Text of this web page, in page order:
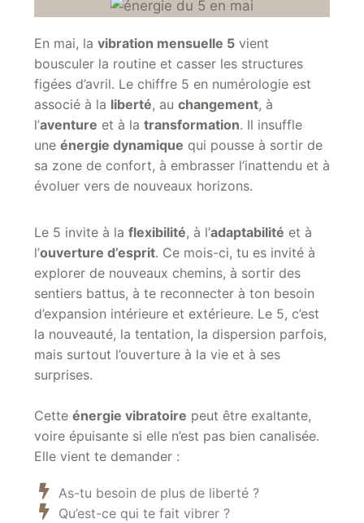
En mai, la vibration mensuelle 5 vient
bousculer la routine et casser les structures
figées d’avril. Le chiffre 5 en numérologie est
associé à la liberté, au changement, à
l’aventure et à la transformation. Il insuffle
une énergie dynamique qui pousse à sortir de
sa zone de confort, à embrasser l’inattendu et à
évoluer vers de nouveaux horizons.
Le 5 invite à la flexibilité, à l’adaptabilité et à
l’ouverture d’esprit. Ce mois-ci, tu es invité à
explorer de nouveaux chemins, à sortir des
sentiers battus, à te reconnecter à ton besoin
d’expansion intérieure et extérieure. Le 5, c’est
la nouveauté, la tentation, la dispersion parfois,
mais surtout l’ouverture à la vie et à ses
surprises.
Cette énergie vibratoire peut être exaltante,
voire épuisante si elle n’est pas bien canalisée.
Elle vient te demander :
As-tu besoin de plus de liberté ?
Qu’est-ce qui te fait vibrer ?